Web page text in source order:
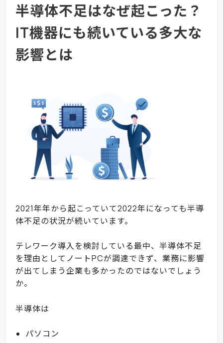
半導体不足はなぜ起こった？
IT機器にも続いている多大な
影響とは
2021年年から起こっていて2022年になっても半導
体不足の状況が続いています。
テレワーク導入を検討している最中、半導体不足
を理由としてノートPCが調達できず、業務に影響
が出てしまう企業も多かったのではないでしょう
か。
半導体は
パソコン